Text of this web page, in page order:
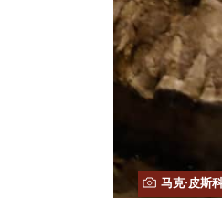
马克·皮斯